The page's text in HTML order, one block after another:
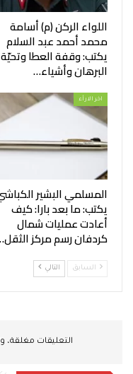
اللواء الركن (م) أسامة
محمد أحمد عبد السلام
يكتب: وقفة العطا وتحيّة
البرهان وأشياء…
اخر الارأء
المسلمي البشير
يكتب: ما بعد بارا: كيف
أعادت عمليات شمال
كردفان رسم مركز
السابق التالي
التعليقات مغلقة،